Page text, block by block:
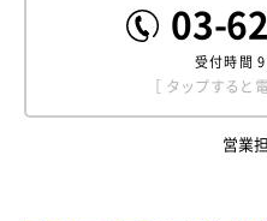
03-
受付時間
［ タップすると
営業